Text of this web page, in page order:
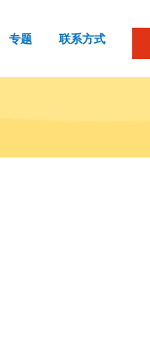
专题 联系方式